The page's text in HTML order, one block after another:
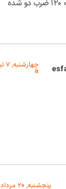
چهارشنبه, ۷ تیر ۱۴۰۲ در g:i